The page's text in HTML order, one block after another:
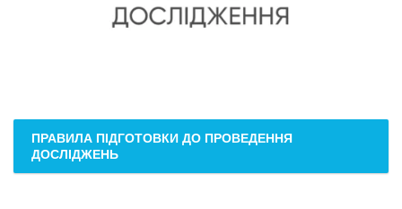
ПРАВИЛА ПІДГОТОВКИ ДО ПРОВЕДЕННЯ
ДОСЛІДЖЕНЬ